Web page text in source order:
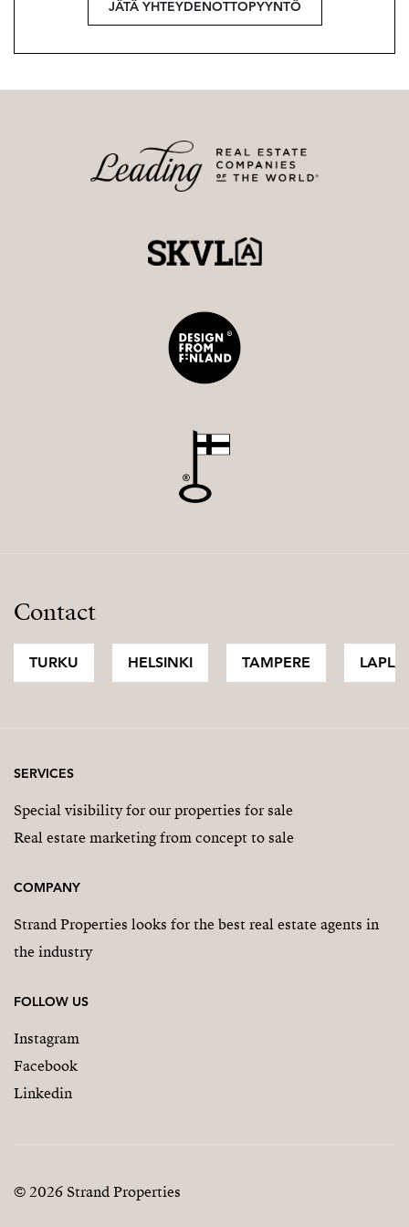
JÄTÄ YHTEYDENOTTOPYYNTÖ
Tiina Rundelin
Contact
TURKU HELSINKI TAMPERE
SERVICES
Special visibility for our properties for sale
Real estate marketing from concept to sale
COMPANY
Strand Properties looks for the best real estate agents in
the industry
FOLLOW US
Instagram
Facebook
Linkedin
© 2026 Strand Properties